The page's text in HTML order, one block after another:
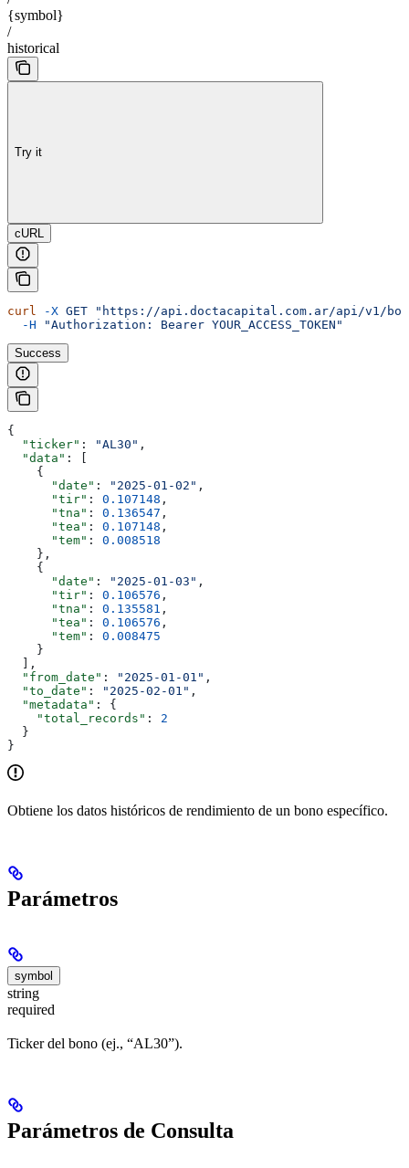
{symbol}
/
historical
Try it
cURL
curl -X GET "https://api.doctacapital.com.ar/api/v1/
  -H
"Authorization: Bearer YOUR_ACCESS_TOKEN"
Success
{
  "ticker"
: "AL30" ,
  "data"
: [
    {
      "date"
: "2025-01-02" ,
      "tir"
: 0.107148 ,
      "tna"
: 0.136547 ,
      "tea"
: 0.107148 ,
      "tem"
: 0.008518
    },
    {
      "date"
: "2025-01-03" ,
      "tir"
: 0.106576 ,
      "tna"
: 0.135581 ,
      "tea"
: 0.106576 ,
      "tem"
: 0.008475
    }
  ],
  "from_date"
: "2025-01-01" ,
  "to_date"
: "2025-02-01" ,
  "metadata"
: {
    "total_records"
: 2
  }
}
Obtiene los datos históricos de rendimiento de un bono específico.
Parámetros
symbol
string
required
Ticker del bono (ej., “AL30”).
Parámetros de Consulta